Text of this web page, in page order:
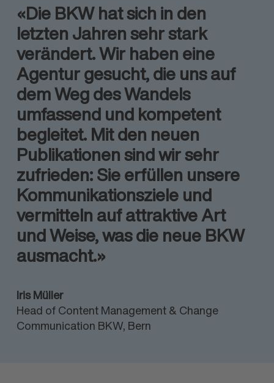
«Die BKW hat sich in den
letzten Jahren sehr stark
verändert. Wir haben eine
Agentur gesucht, die uns auf
dem Weg des Wandels
umfassend und kompetent
begleitet. Mit den neuen
Publikationen sind wir sehr
zufrieden: Sie erfüllen unsere
Kommunikations­ziele und
vermitteln auf attraktive Art
und Weise, was die neue BKW
ausmacht.»
Iris Müller
Head of Content Management & Change
Communication BKW, Bern